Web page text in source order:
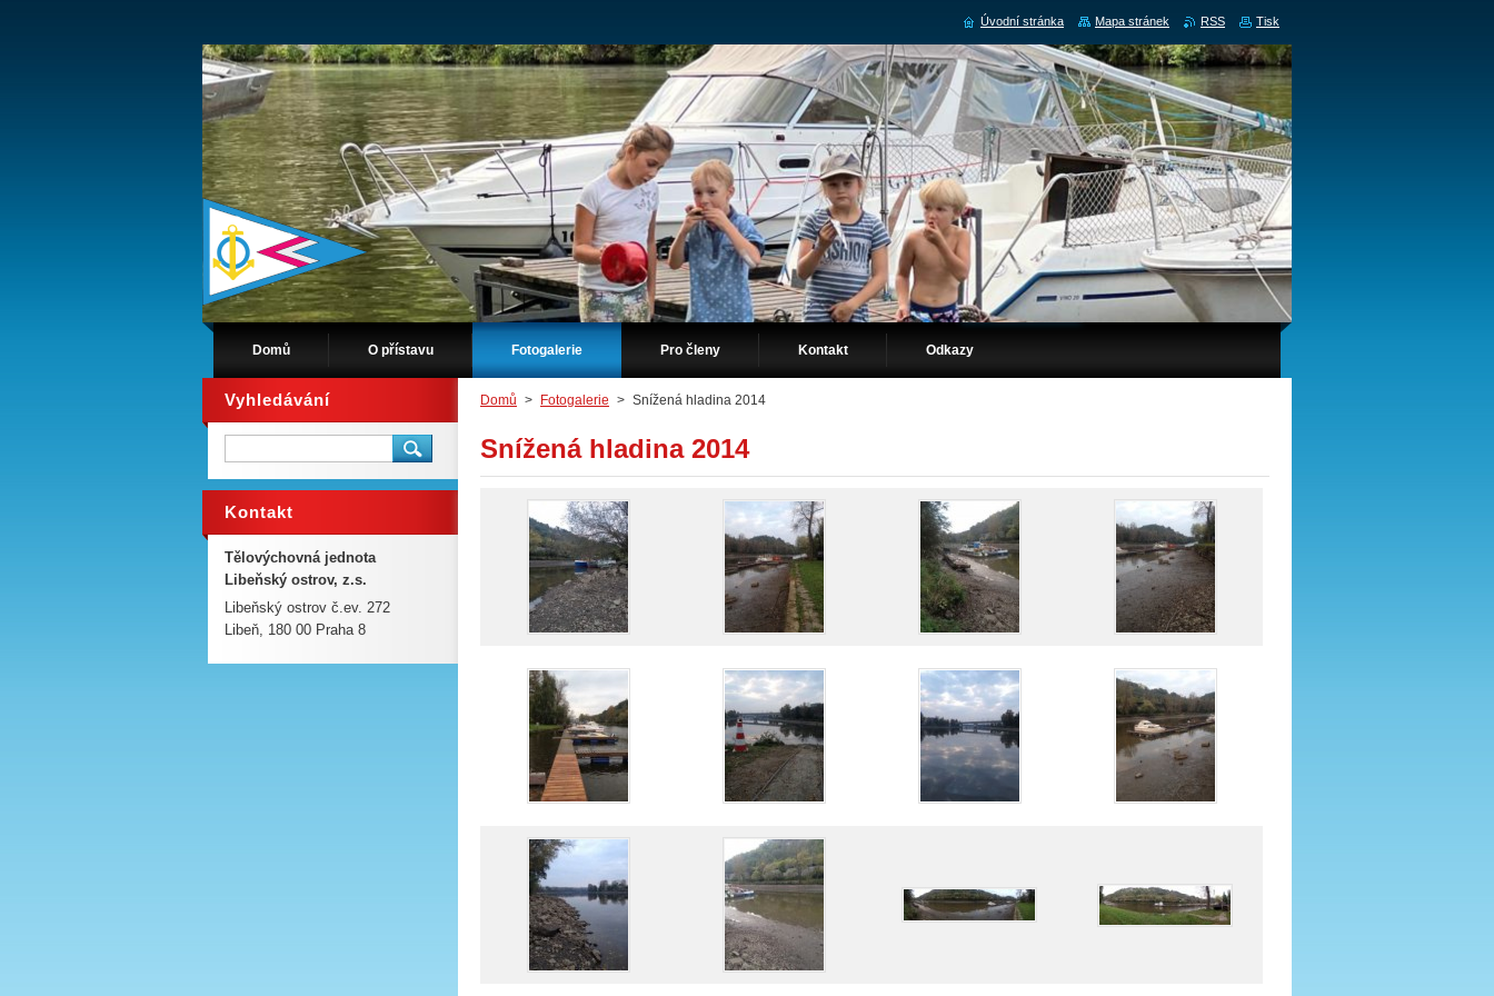
Domů O přístavu Fotogalerie Pro členy Kontakt Odkazy
Domů > Fotogalerie > Snížená hladina 2014
Snížená hladina 2014
Vyhledávání
Kontakt
Tělovýchovná jednota
Libeňský ostrov, z.s.
Libeňský ostrov č.ev. 272
Libeň, 180 00 Praha 8
Úvodní stránka Mapa stránek RSS Tisk